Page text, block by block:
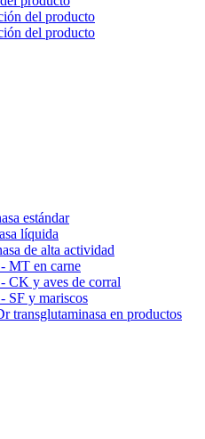
del producto
del producto
estándar
líquida
de alta actividad
MT en carne
CK y aves de corral
SF y mariscos
transglutaminasa en productos